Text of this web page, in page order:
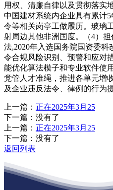
用权、清廉自律以及贯彻落实
中国建材系统内企业具有累计
令等相关岗亭工做履历。玻璃
射周边其他非洲国度。（4）
法,2020年入选国务院国资委
令合规风险识别、预警和应对
能优化算法模子和专业软件使
党管人才准绳，推进各单元增
及企业违反法令、律例的行为
上一篇： 正在2025年3月25
下一篇：没有了
上一篇： 正在2025年3月25
下一篇：没有了
返回列表